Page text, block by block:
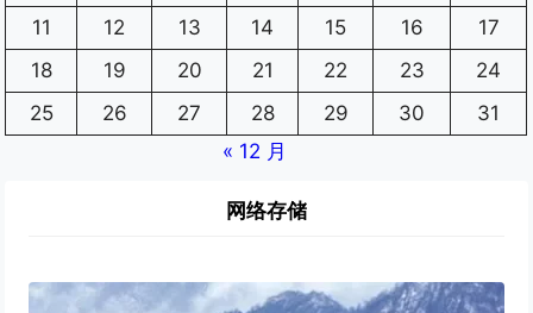
11
12 13 14 15 16
17
18
19 20 21 22 23
24
25
26 27 28 29 30
31
« 12 月
网络存储